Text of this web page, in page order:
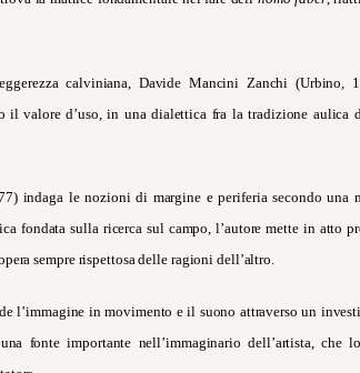
calviniana, Davide Mancini Zanchi (Urbino,
il valore d’uso, in una dialettica fra la tradizione aulica
indaga le nozioni di margine e periferia secondo una
fondata sulla ricerca sul campo, l’autore mette in atto
sempre rispettosa delle ragioni dell’altro.
l’immagine in movimento e il suono attraverso un
fonte importante nell’immaginario dell’artista, che